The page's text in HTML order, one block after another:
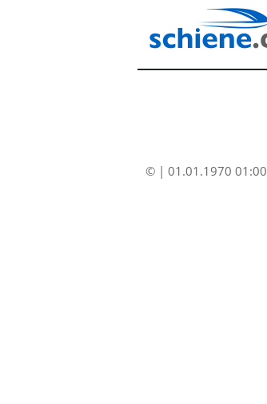
© | 01.01.1970 01:00